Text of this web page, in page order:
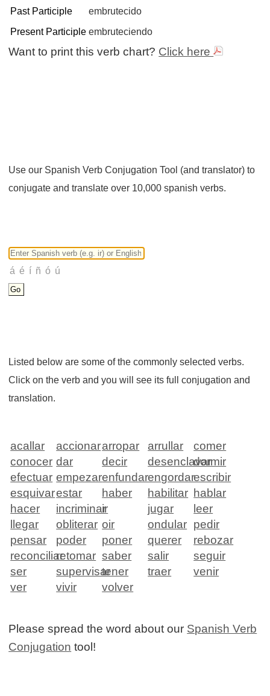
Past Participle
embrutecido
Present Participle embruteciendo
Want to print this verb chart? Click here
Use our Spanish Verb Conjugation Tool (and translator) to
conjugate and translate over 10,000 spanish verbs.
Listed below are some of the commonly selected verbs.
Click on the verb and you will see its full conjugation and
translation.
acallar accionararropar arrullar
comer
conocer dar decir desenclavar
dormir
efectuar empezarenfundarengordarescribir
esquivarestar haber habilitar hablar
hacer
incriminar
ir jugar
leer
llegar
obliterar oir ondular pedir
pensar
poder poner querer
rebozar
reconciliarretomar saber salir
seguir
ser
supervisartener traer
venir
ver
vivir volver
Please spread the word about our Spanish Verb
Conjugation tool!